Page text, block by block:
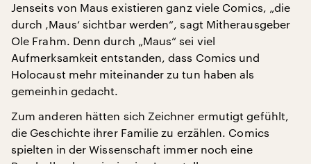
Jenseits von Maus existieren ganz viele Comics, „die
durch ‚Maus‘ sichtbar werden“, sagt Mitherausgeber
Ole Frahm. Denn durch „Maus“ sei viel
Aufmerksamkeit entstanden, dass Comics und
Holocaust mehr miteinander zu tun haben als
gemeinhin gedacht.
Zum anderen hätten sich Zeichner ermutigt gefühlt,
die Geschichte ihrer Familie zu erzählen. Comics
spielten in der Wissenschaft immer noch eine